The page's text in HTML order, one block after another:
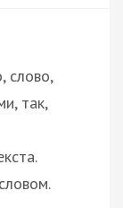
слово,
так,